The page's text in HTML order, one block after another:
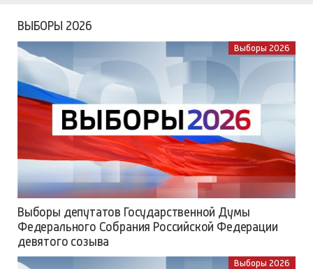
ВЫБОРЫ 2026
Выборы 2026
Выборы депутатов Государственной Думы
Федерального Собрания Российской Федерации
девятого созыва
Выборы 2026